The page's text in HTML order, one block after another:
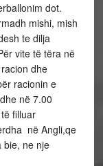
dot.
mishi, mish
te dilja
vite të tëra në
dhe
racionin e
në 7.00
filluar
në Angli,qe
bie, ne nje